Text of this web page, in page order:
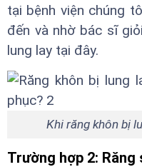
tại bệnh viện chúng
đến và nhờ bác sĩ
lung lay tại đây.
Khi răng khôn bị
Trường hợp 2: Răng